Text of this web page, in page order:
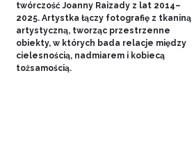
twórczość Joanny Raizady z lat 2014–
2025. Artystka łączy fotografię z tkaniną
artystyczną, tworząc przestrzenne
obiekty, w których bada relacje między
cielesnością, nadmiarem i kobiecą
tożsamością.